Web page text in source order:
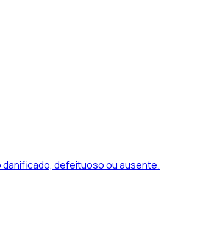
defeituoso ou ausente.